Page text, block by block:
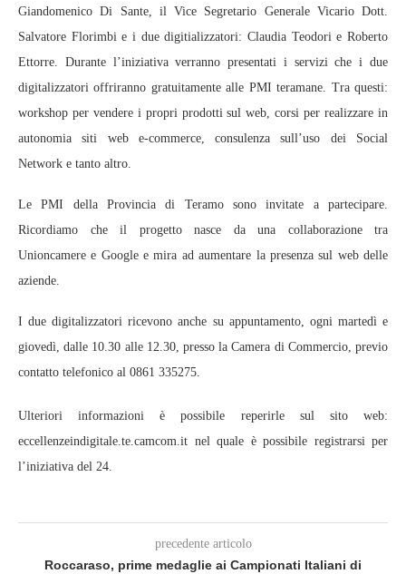
Giandomenico Di Sante, il Vice Segretario Generale Vicario Dott.
Salvatore Florimbi e i due digitializzatori: Claudia Teodori e Roberto
Ettorre. Durante l’iniziativa verranno presentati i servizi che i due
digitalizzatori offriranno gratuitamente alle PMI teramane. Tra questi:
workshop per vendere i propri prodotti sul web, corsi per realizzare in
autonomia siti web e-commerce, consulenza sull’uso dei Social
Network e tanto altro.
Le PMI della Provincia di Teramo sono invitate a partecipare.
Ricordiamo che il progetto nasce da una collaborazione tra
Unioncamere e Google e mira ad aumentare la presenza sul web delle
aziende.
I due digitalizzatori ricevono anche su appuntamento, ogni martedì e
giovedì, dalle 10.30 alle 12.30, presso la Camera di Commercio, previo
contatto telefonico al 0861 335275.
Ulteriori informazioni è possibile reperirle sul sito web:
eccellenzeindigitale.te.camcom.it nel quale è possibile registrarsi per
l’iniziativa del 24.
precedente articolo
Roccaraso, prime medaglie ai Campionati Italiani di